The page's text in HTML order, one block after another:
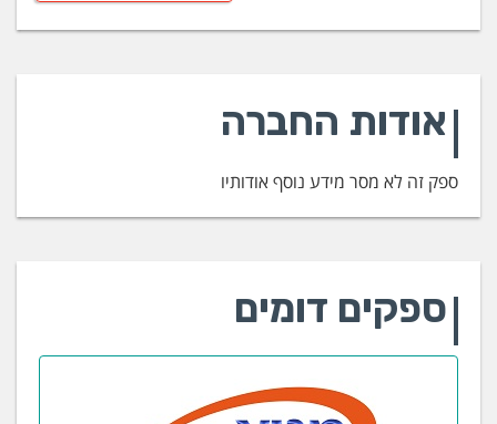
אודות החברה
ספק זה לא מסר מידע נוסף אודותיו
ספקים דומים